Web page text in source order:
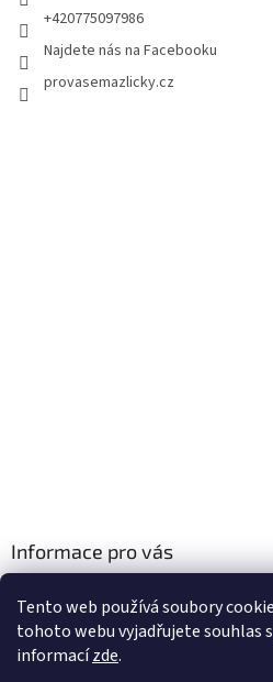
Tento web používá soubory
tohoto webu vyjadřujete souhlas
informacízde.
+420775097986
Najdete nás na Facebooku
provasemazlicky.cz
Informace pro vás
Podmínky ochrany osobních údajů